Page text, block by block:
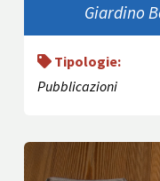
Giardino
Tipologie:
Pubblicazioni